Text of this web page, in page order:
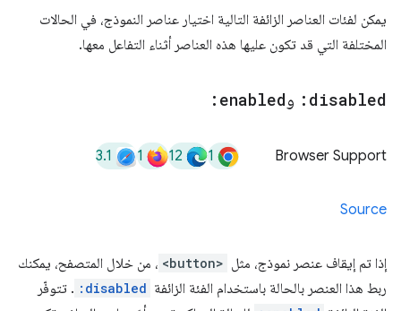
يمكن لفئات العناصر الزائفة التالية اختيار عناصر النموذج، في الحالات
المختلفة التي قد تكون عليها هذه العناصر أثناء التفاعل معها.
:disabled و:enabled
Browser Support
1
12
1
3.1
Source
إذا تم إيقاف عنصر نموذج، مثل <button> ، من خلال المتصفح، يمكنك
ربط هذا العنصر بالحالة باستخدام الفئة الزائفة :disabled . تتوفّر